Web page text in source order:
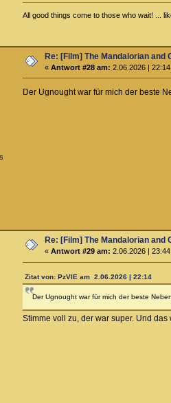
All good things come to those who wait! ...
Re: [Film] The Mandalorian and
«Antwort #28 am: 2.06.2026 |
Der Ugnought war für mich der beste
Re: [Film] The Mandalorian and
«Antwort #29 am: 2.06.2026 |
Zitat von: PzVIE am 2.06.2026 | 22:14
Der Ugnought war für mich der beste
Stimme voll zu, der war super. Und